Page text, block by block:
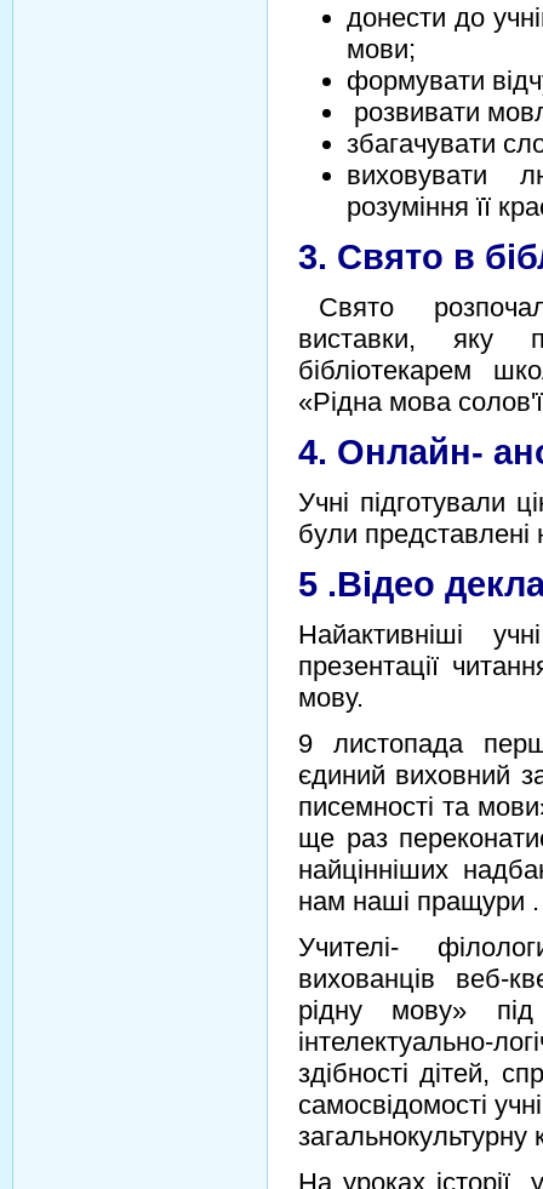
донести до
мови;
формувати
розвивати
збагачувати
виховувати
розуміння її
3. Свято в
Свято
виставки, яку
бібліотекарем
«Рідна мова
4. Онлайн-
Учні підготували
були представлені
5 .Відео
Найактивніші
презентації
мову.
9 листопада
єдиний виховний
писемності та
ще раз
найцінніших
нам наші пращури .
Учителі-
вихованців веб-
рідну мову»
інтелектуально-
здібності дітей,
самосвідомості
загальнокультурну
На уроках історії